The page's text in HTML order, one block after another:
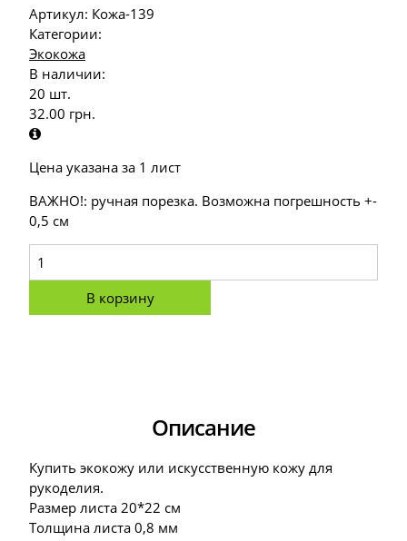
Артикул: Кожа-139
Категории:
Экокожа
В наличии:
20 шт.
32.00 грн.
Цена указана за 1 лист
ВАЖНО!: ручная порезка. Возможна погрешность +-
0,5 см
В корзину
Описание
Купить экокожу или искусственную кожу для
рукоделия.
Размер листа 20*22 см
Толщина листа 0,8 мм